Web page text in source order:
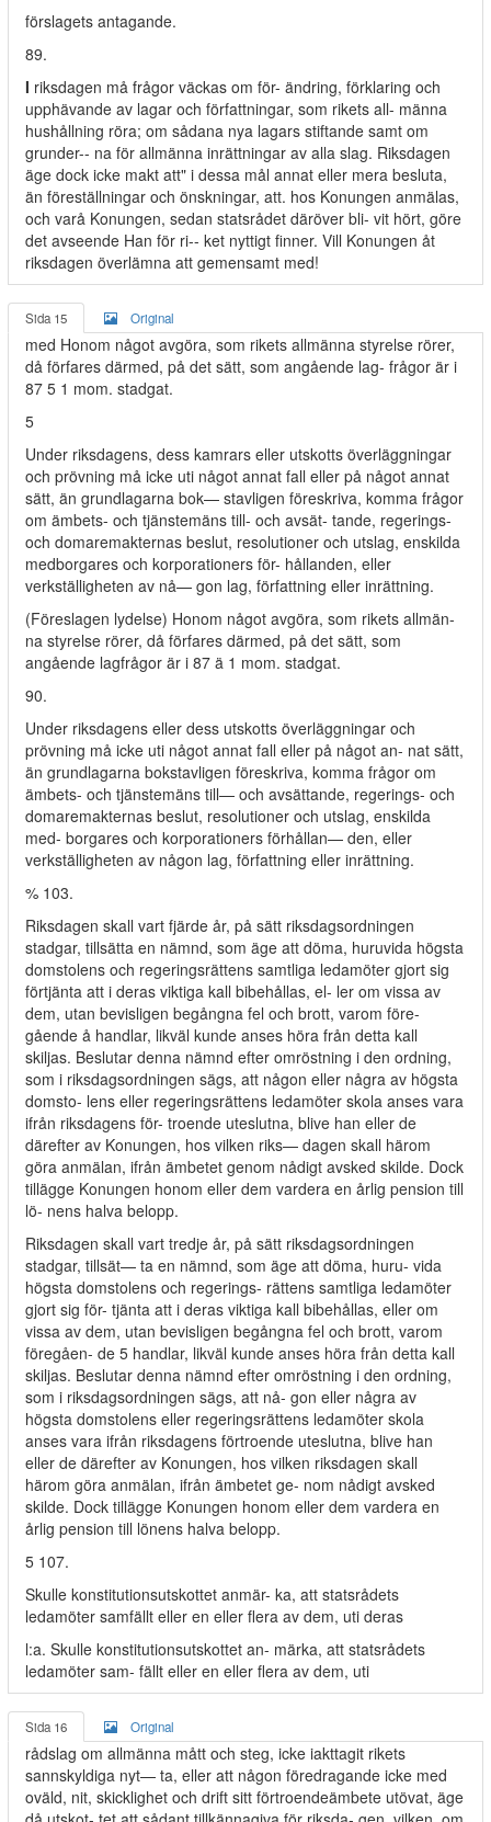
förslagets antagande.
89.
I riksdagen må frågor väckas om för- ändring, förklaring och
upphävande av lagar och författningar, som rikets all- männa
hushållning röra; om sådana nya lagars stiftande samt om
grunder-- na för allmänna inrättningar av alla slag. Riksdagen
äge dock icke makt att" i dessa mål annat eller mera besluta,
än föreställningar och önskningar, att. hos Konungen anmälas,
och varå Konungen, sedan statsrådet däröver bli- vit hört, göre
det avseende Han för ri-- ket nyttigt finner. Vill Konungen åt
riksdagen överlämna att gemensamt med!
Sida 15 Original
med Honom något avgöra, som rikets allmänna styrelse rörer,
då förfares därmed, på det sätt, som angående lag- frågor är i
87 5 1 mom. stadgat.
5
Under riksdagens, dess kamrars eller utskotts överläggningar
och prövning må icke uti något annat fall eller på något annat
sätt, än grundlagarna bok— stavligen föreskriva, komma frågor
om ämbets- och tjänstemäns till- och avsät- tande, regerings-
och domaremakternas beslut, resolutioner och utslag, enskilda
medborgares och korporationers för- hållanden, eller
verkställigheten av nå— gon lag, författning eller inrättning.
(Föreslagen lydelse) Honom något avgöra, som rikets allmän-
na styrelse rörer, då förfares därmed, på det sätt, som
angående lagfrågor är i 87 ä 1 mom. stadgat.
90.
Under riksdagens eller dess utskotts överläggningar och
prövning må icke uti något annat fall eller på något an- nat sätt,
än grundlagarna bokstavligen föreskriva, komma frågor om
ämbets- och tjänstemäns till— och avsättande, regerings- och
domaremakternas beslut, resolutioner och utslag, enskilda
med- borgares och korporationers förhållan— den, eller
verkställigheten av någon lag, författning eller inrättning.
% 103.
Riksdagen skall vart fjärde år, på sätt riksdagsordningen
stadgar, tillsätta en nämnd, som äge att döma, huruvida högsta
domstolens och regeringsrättens samtliga ledamöter gjort sig
förtjänta att i deras viktiga kall bibehållas, el- ler om vissa av
dem, utan bevisligen begångna fel och brott, varom före-
gående å handlar, likväl kunde anses höra från detta kall
skiljas. Beslutar denna nämnd efter omröstning i den ordning,
som i riksdagsordningen sägs, att någon eller några av högsta
domsto- lens eller regeringsrättens ledamöter skola anses vara
ifrån riksdagens för- troende uteslutna, blive han eller de
därefter av Konungen, hos vilken riks— dagen skall härom
göra anmälan, ifrån ämbetet genom nådigt avsked skilde. Dock
tillägge Konungen honom eller dem vardera en årlig pension till
lö- nens halva belopp.
Riksdagen skall vart tredje år, på sätt riksdagsordningen
stadgar, tillsät— ta en nämnd, som äge att döma, huru- vida
högsta domstolens och regerings- rättens samtliga ledamöter
gjort sig för- tjänta att i deras viktiga kall bibehållas, eller om
vissa av dem, utan bevisligen begångna fel och brott, varom
föregåen- de 5 handlar, likväl kunde anses höra från detta kall
skiljas. Beslutar denna nämnd efter omröstning i den ordning,
som i riksdagsordningen sägs, att nå- gon eller några av
högsta domstolens eller regeringsrättens ledamöter skola
anses vara ifrån riksdagens förtroende uteslutna, blive han
eller de därefter av Konungen, hos vilken riksdagen skall
härom göra anmälan, ifrån ämbetet ge- nom nådigt avsked
skilde. Dock tillägge Konungen honom eller dem vardera en
årlig pension till lönens halva belopp.
5 107.
Skulle konstitutionsutskottet anmär- ka, att statsrådets
ledamöter samfällt eller en eller flera av dem, uti deras
l:a. Skulle konstitutionsutskottet an- märka, att statsrådets
ledamöter sam- fällt eller en eller flera av dem, uti
Sida 16 Original
rådslag om allmänna mått och steg, icke iakttagit rikets
sannskyldiga nyt— ta, eller att någon föredragande icke med
oväld, nit, skicklighet och drift sitt förtroendeämbete utövat, äge